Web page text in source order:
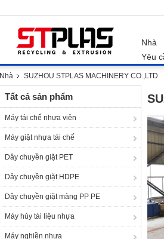
Nhà
Yêu
Nhà SUZHOU STPLAS MACHINERY CO.,LTD
Tất cả sản phẩm
Máy tái chế nhựa viên
Máy giặt nhựa tái chế
Dây chuyền giặt PET
Dây chuyền giặt HDPE
Dây chuyền giặt màng PP PE
Máy hủy tài liệu nhựa
Máy nghiền nhựa